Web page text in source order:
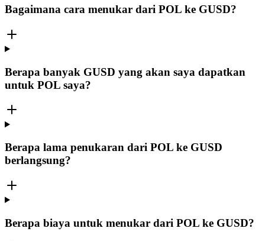
Bagaimana cara menukar dari POL ke GUSD?
Berapa banyak GUSD yang akan saya dapatkan
untuk POL saya?
Berapa lama penukaran dari POL ke GUSD
berlangsung?
Berapa biaya untuk menukar dari POL ke GUSD?